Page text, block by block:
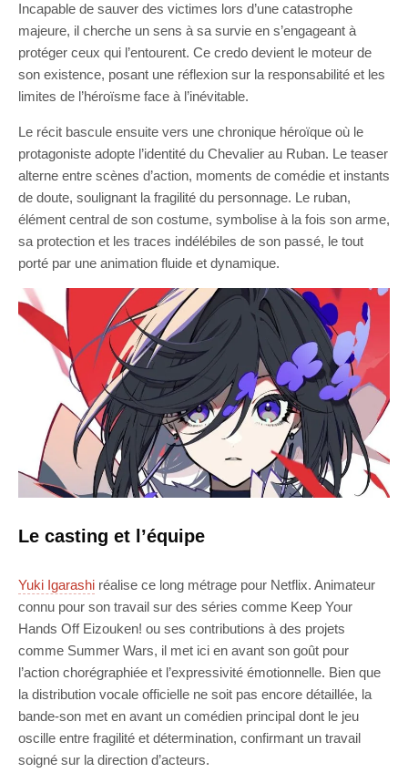
Incapable de sauver des victimes lors d’une catastrophe
majeure, il cherche un sens à sa survie en s’engageant à
protéger ceux qui l’entourent. Ce credo devient le moteur de
son existence, posant une réflexion sur la responsabilité et les
limites de l’héroïsme face à l’inévitable.
Le récit bascule ensuite vers une chronique héroïque où le
protagoniste adopte l’identité du Chevalier au Ruban. Le teaser
alterne entre scènes d’action, moments de comédie et instants
de doute, soulignant la fragilité du personnage. Le ruban,
élément central de son costume, symbolise à la fois son arme,
sa protection et les traces indélébiles de son passé, le tout
porté par une animation fluide et dynamique.
Le casting et l’équipe
Yuki Igarashi réalise ce long métrage pour Netflix. Animateur
connu pour son travail sur des séries comme Keep Your
Hands Off Eizouken! ou ses contributions à des projets
comme Summer Wars, il met ici en avant son goût pour
l’action chorégraphiée et l’expressivité émotionnelle. Bien que
la distribution vocale officielle ne soit pas encore détaillée, la
bande-son met en avant un comédien principal dont le jeu
oscille entre fragilité et détermination, confirmant un travail
soigné sur la direction d’acteurs.